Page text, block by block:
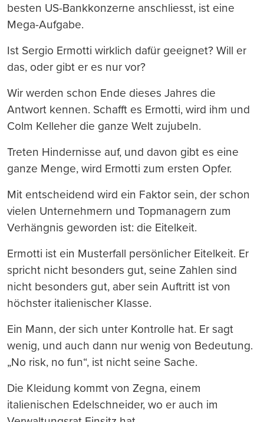
besten US-Bankkonzerne anschliesst, ist eine
Mega-Aufgabe.
Ist Sergio Ermotti wirklich dafür geeignet? Will er
das, oder gibt er es nur vor?
Wir werden schon Ende dieses Jahres die
Antwort kennen. Schafft es Ermotti, wird ihm und
Colm Kelleher die ganze Welt zujubeln.
Treten Hindernisse auf, und davon gibt es eine
ganze Menge, wird Ermotti zum ersten Opfer.
Mit entscheidend wird ein Faktor sein, der schon
vielen Unternehmern und Topmanagern zum
Verhängnis geworden ist: die Eitelkeit.
Ermotti ist ein Musterfall persönlicher Eitelkeit. Er
spricht nicht besonders gut, seine Zahlen sind
nicht besonders gut, aber sein Auftritt ist von
höchster italienischer Klasse.
Ein Mann, der sich unter Kontrolle hat. Er sagt
wenig, und auch dann nur wenig von Bedeutung.
„No risk, no fun“, ist nicht seine Sache.
Die Kleidung kommt von Zegna, einem
italienischen Edelschneider, wo er auch im